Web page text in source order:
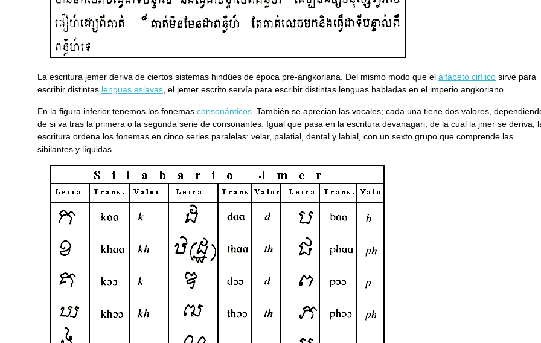
La escritura jemer deriva de ciertos sistemas hindúes de época pre-angkoriana. Del mismo modo que el alfabeto cirílico sirve para
escribir distintas lenguas eslavas , el jemer escrito servía para escribir distintas lenguas habladas en el imperio angkoriano.
En la figura inferior tenemos los fonemas consonánticos . También se aprecian las vocales; cada una tiene dos valores,
de si va tras la primera o la segunda serie de consonantes. Igual que pasa en la escritura devanagari, de la cual la jmer se deriva,
escritura ordena los fonemas en cinco series paralelas: velar, palatial, dental y labial, con un sexto grupo que comprende las
sibilantes y líquidas.